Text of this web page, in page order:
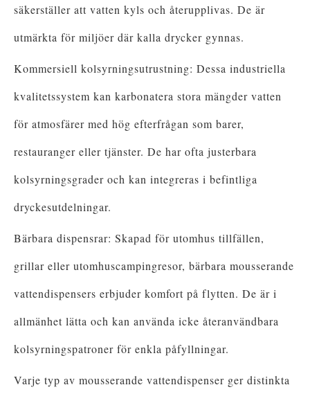
säkerställer att vatten kyls och återupplivas. De är
utmärkta för miljöer där kalla drycker gynnas.
Kommersiell kolsyrningsutrustning: Dessa industriella
kvalitetssystem kan karbonatera stora mängder vatten
för atmosfärer med hög efterfrågan som barer,
restauranger eller tjänster. De har ofta justerbara
kolsyrningsgrader och kan integreras i befintliga
dryckesutdelningar.
Bärbara dispensrar: Skapad för utomhus tillfällen,
grillar eller utomhuscampingresor, bärbara mousserande
vattendispensers erbjuder komfort på flytten. De är i
allmänhet lätta och kan använda icke återanvändbara
kolsyrningspatroner för enkla påfyllningar.
Varje typ av mousserande vattendispenser ger distinkta